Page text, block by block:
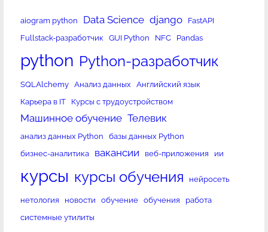
aiogram python Data Science django
FastAPI
Fullstack-разработчик GUI Python NFC Pandas
python Python-разработчик
SQLAlchemy Анализ данных
Английский язык
Карьера в IT
Курсы с трудоустройством
Машинное обучение Телевик
анализ данных Python
базы данных Python
бизнес-аналитика
вакансии веб-приложения ии
курсы курсы обучения нейросеть
нетология новости обучение обучения
работа
системные утилиты